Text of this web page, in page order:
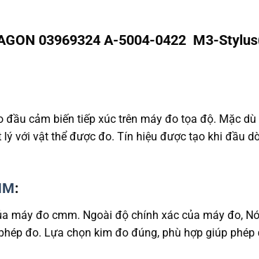
03969324 A-5004-0422 M3-
đầu cảm biến tiếp xúc trên máy đo tọa độ. Mặc dù
với vật thể được đo. Tín hiệu được tạo khi đầu
:
máy đo cmm. Ngoài độ chính xác của máy đo,
đo. Lựa chọn kim đo đúng, phù hợp giúp phép